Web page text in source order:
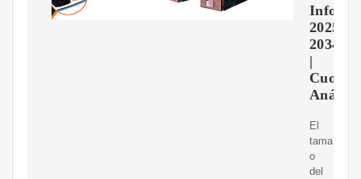
2025-
2034
|
Cuota,
Análisis
El
tama?
o
del